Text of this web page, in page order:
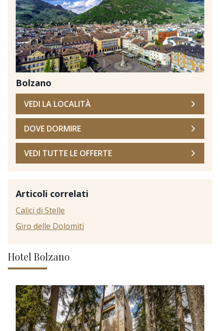
Bolzano
VEDI LA LOCALITÀ
DOVE DORMIRE
VEDI TUTTE LE OFFERTE
Articoli correlati
Calici di Stelle
Giro delle Dolomiti
Hotel Bolzano